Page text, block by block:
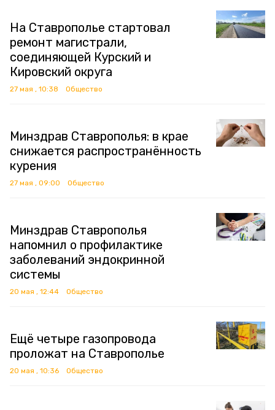
На Ставрополье стартовал
ремонт магистрали,
соединяющей Курский и
Кировский округа
27 мая , 10:38 Общество
Минздрав Ставрополья: в крае
снижается распространённость
курения
27 мая , 09:00 Общество
Минздрав Ставрополья
напомнил о профилактике
заболеваний эндокринной
системы
20 мая , 12:44 Общество
Ещё четыре газопровода
проложат на Ставрополье
20 мая , 10:36 Общество